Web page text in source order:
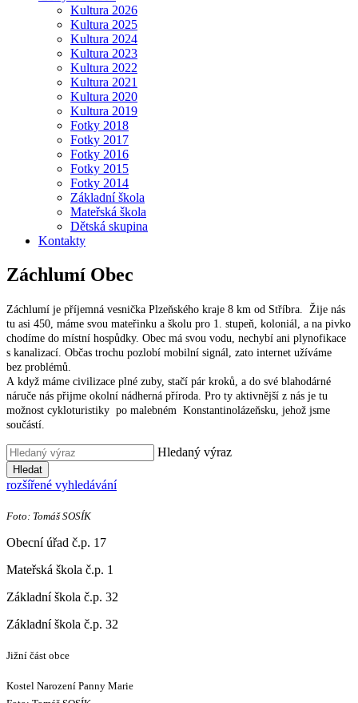
Kultura 2026
Kultura 2025
Kultura 2024
Kultura 2023
Kultura 2022
Kultura 2021
Kultura 2020
Kultura 2019
Fotky 2018
Fotky 2017
Fotky 2016
Fotky 2015
Fotky 2014
Základní škola
Mateřská škola
Dětská skupina
Kontakty
Záchlumí Obec
Záchlumí je příjemná vesnička Plzeňského kraje 8 km od Stříbra. Žije nás
tu asi 450, máme svou mateřinku a školu pro 1. stupeň, koloniál, a na pivko
chodíme do místní hospůdky. Obec má svou vodu, nechybí ani plynofikace
s kanalizací. Občas trochu pozlobí mobilní signál, zato internet užíváme
bez problémů.
A když máme civilizace plné zuby, stačí pár kroků, a do své blahodárné
náruče nás přijme okolní nádherná příroda. Pro ty aktivnější z nás je tu
možnost cykloturistiky po malebném Konstantinolázeňsku, jehož jsme
součástí.
Hledaný výraz
Hledat
rozšířené vyhledávání
Foto: Tomáš SOSÍK
Obecní úřad č.p. 17
Mateřská škola č.p. 1
Základní škola č.p. 32
Základní škola č.p. 32
Jižní část obce
Kostel Narození Panny Marie